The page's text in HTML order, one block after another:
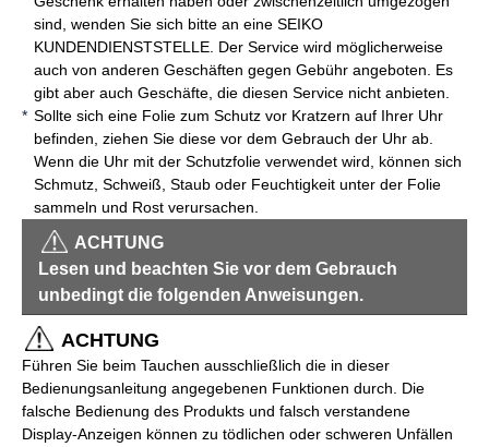
sind, wenden Sie sich bitte an eine SEIKO
KUNDENDIENSTSTELLE. Der Service wird möglicherweise
auch von anderen Geschäften gegen Gebühr angeboten. Es
gibt aber auch Geschäfte, die diesen Service nicht anbieten.
Sollte sich eine Folie zum Schutz vor Kratzern auf Ihrer Uhr
befinden, ziehen Sie diese vor dem Gebrauch der Uhr ab.
Wenn die Uhr mit der Schutzfolie verwendet wird, können sich
Schmutz, Schweiß, Staub oder Feuchtigkeit unter der Folie
sammeln und Rost verursachen.
ACHTUNG
Lesen und beachten Sie vor dem Gebrauch
unbedingt die folgenden Anweisungen.
ACHTUNG
Führen Sie beim Tauchen ausschließlich die in dieser
Bedienungsanleitung angegebenen Funktionen durch. Die
falsche Bedienung des Produkts und falsch verstandene
Display-Anzeigen können zu tödlichen oder schweren Unfällen